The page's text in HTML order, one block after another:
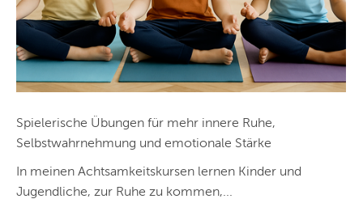
Spielerische Übungen für mehr innere Ruhe,
Selbstwahrnehmung und emotionale Stärke
In meinen Achtsamkeitskursen lernen Kinder und
Jugendliche, zur Ruhe zu kommen,...